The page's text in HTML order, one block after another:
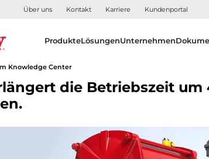
Über uns Kontakt Karriere Kundenportal
ProdukteLösungenUnternehmen
Knowledge Center
die Betriebszeit um